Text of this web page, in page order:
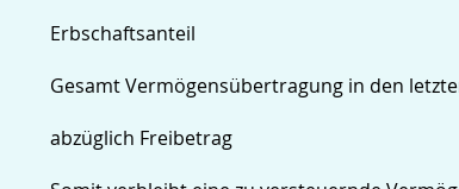
Erbschaftsanteil
Gesamt Vermögensübertragung in den
abzüglich Freibetrag